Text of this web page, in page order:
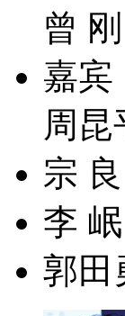
曾
嘉宾
周昆
宗
李
郭田